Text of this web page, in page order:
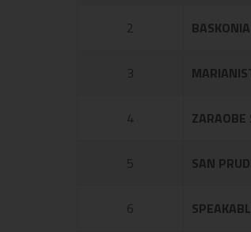
2
3
4 ZARAOBE
5 SAN
6